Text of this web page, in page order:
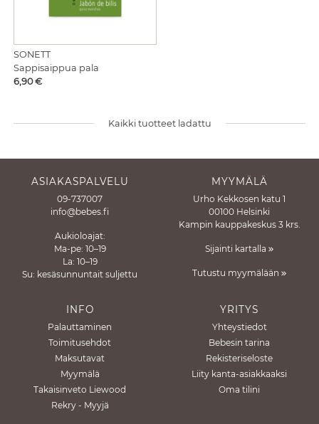
SONETT
Sappisaippua pala
Hinta
6,90 €
Kaikki tuotteet ladattu
ASIAKASPALVELU
09-737007
info@bebes.fi
Aukioloajat:
Ma-pe: 10–19
La: 10–19
Su: kesäsunnuntait suljettu
MYYMÄLÄ
Urho Kekkosen katu 1
00100 Helsinki
Kampin kauppakeskus 3 krs.
Sijainti kartalla
Tutustu myymälään
INFO
Palauttaminen
Toimitusehdot
Maksutavat
Myymälä
Takaisinveto Liewood
Rekry - Myyjä
YRITYS
Yhteystiedot
Bebesin tarina
Rekisteriseloste
Liity kanta-asiakkaaksi
Oma tilini